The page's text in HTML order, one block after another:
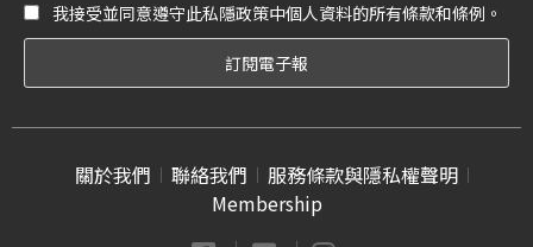
我接受並同意遵守此私隱政策中個人資料的所有條款和條例。
關於我們 聯絡我們
服務條款與隱私權聲明
Membership